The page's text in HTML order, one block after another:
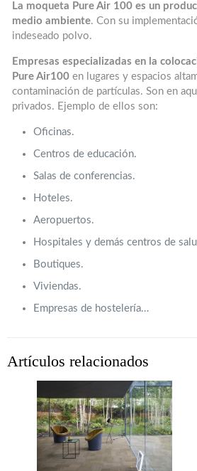
La moqueta Pure Air 100 es un
medio ambiente. Con su
indeseado polvo.
Empresas especializadas en la
Pure Air100 en lugares y espacios
contaminación de partículas. Son en
privados. Ejemplo de ellos son:
Oficinas.
Centros de educación.
Salas de conferencias.
Hoteles.
Aeropuertos.
Hospitales y demás centros de
Boutiques.
Viviendas.
Empresas de hostelería…
Artículos relacionados